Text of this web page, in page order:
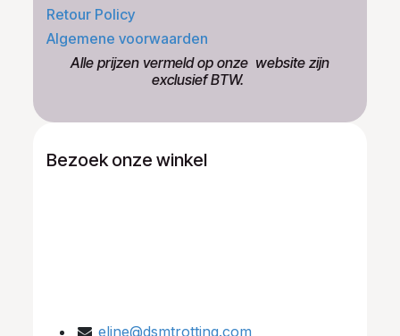
Retour Policy
Algemene voorwaarden
​Alle prijzen vermeld op onze ​website zijn
exclusief BTW.
Bezoek onze winkel
eline@dsmtrotting.com